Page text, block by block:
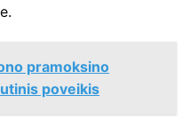
pramoksino
poveikis